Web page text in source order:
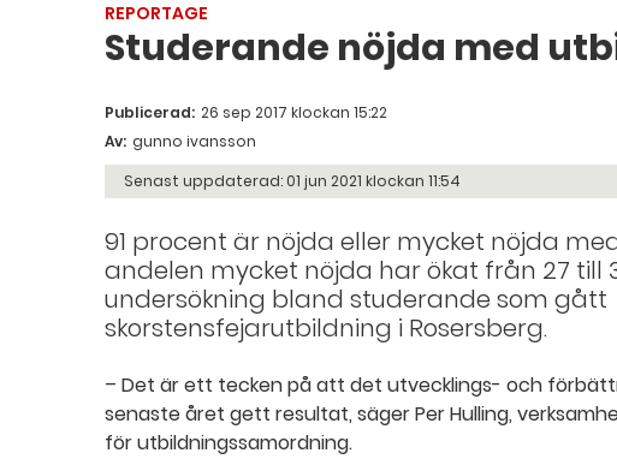
REPORTAGE
Studerande nöjda med
Publicerad: 26 sep 2017 klockan 15:22
Av: gunno ivansson
Senast uppdaterad: 01 jun 2021 klockan 11:54
91 procent är nöjda eller mycket nöjda
andelen mycket nöjda har ökat från 27 till
undersökning bland studerande som gått
skorstensfejarutbildning i Rosersberg.
– Det är ett tecken på att det utvecklings- och
senaste året gett resultat, säger Per Hulling,
för utbildningssamordning.